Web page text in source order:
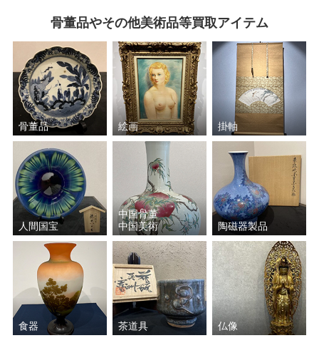
骨董品やその他美術品等買取アイテム
骨董品 絵画 掛軸
人間国宝
中国骨董
中国美術
陶磁器製品
食器 茶道具 仏像